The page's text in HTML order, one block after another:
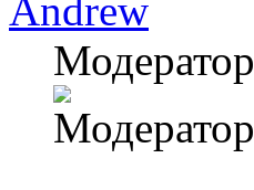
Andrew
Модератор